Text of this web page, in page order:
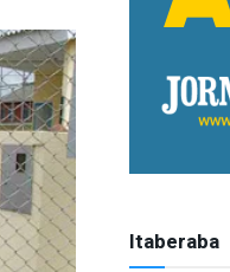
Itaberaba